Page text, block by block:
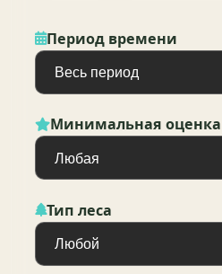
Период времени
Минимальная оценка
Тип леса